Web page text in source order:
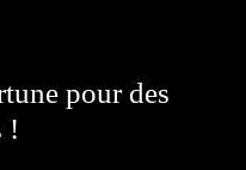
pour des
!